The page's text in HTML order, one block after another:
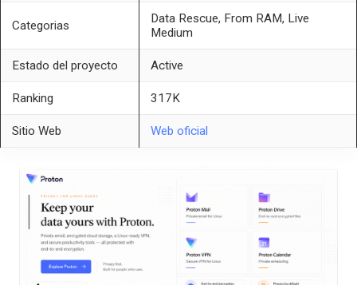
Categorias
Data Rescue, From RAM, Live
Medium
Estado del proyecto Active
Ranking 317K
Sitio Web Web oficial